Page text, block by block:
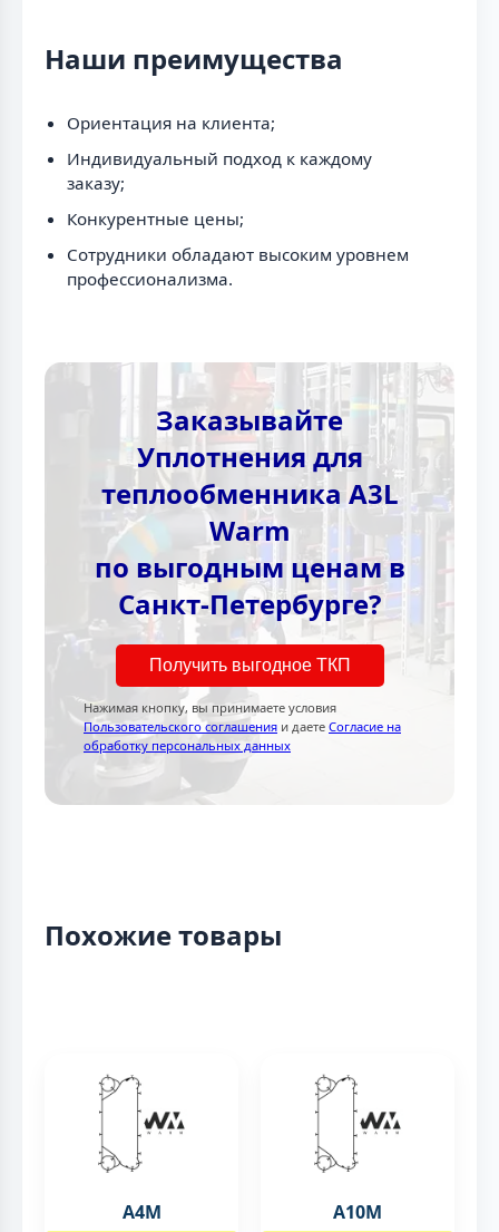
Наши преимущества
Ориентация на клиента;
Индивидуальный подход к каждому
заказу;
Конкурентные цены;
Сотрудники обладают высоким уровнем
профессионализма.
Заказывайте
Уплотнения для
теплообменника A3L
Warm
по выгодным ценам в
Санкт-Петербурге?
Получить выгодное ТКП
Нажимая кнопку, вы принимаете условия
Пользовательского соглашения и даете Согласие на
обработку персональных данных
Похожие товары
A4M A10M